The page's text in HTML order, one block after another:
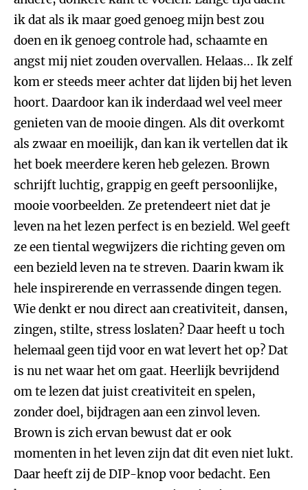
ik dat als ik maar goed genoeg mijn best zou
doen en ik genoeg controle had, schaamte en
angst mij niet zouden overvallen. Helaas... Ik zelf
kom er steeds meer achter dat lijden bij het leven
hoort. Daardoor kan ik inderdaad wel veel meer
genieten van de mooie dingen. Als dit overkomt
als zwaar en moeilijk, dan kan ik vertellen dat ik
het boek meerdere keren heb gelezen. Brown
schrijft luchtig, grappig en geeft persoonlijke,
mooie voorbeelden. Ze pretendeert niet dat je
leven na het lezen perfect is en bezield. Wel geeft
ze een tiental wegwijzers die richting geven om
een bezield leven na te streven. Daarin kwam ik
hele inspirerende en verrassende dingen tegen.
Wie denkt er nou direct aan creativiteit, dansen,
zingen, stilte, stress loslaten? Daar heeft u toch
helemaal geen tijd voor en wat levert het op? Dat
is nu net waar het om gaat. Heerlijk bevrijdend
om te lezen dat juist creativiteit en spelen,
zonder doel, bijdragen aan een zinvol leven.
Brown is zich ervan bewust dat er ook
momenten in het leven zijn dat dit even niet lukt.
Daar heeft zij de DIP-knop voor bedacht. Een